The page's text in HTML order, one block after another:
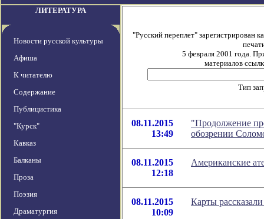
ЛИТЕРАТУРА
Новости русской культуры
Афиша
К читателю
Содержание
Публицистика
"Курск"
Кавказ
Балканы
Проза
Поэзия
Драматургия
"Русский переплет" зарегистрирован
5 февраля 2001 года.
материалов
Тип
08.11.2015
13:49
"Продолжение
обозрении
08.11.2015
12:18
Американские
08.11.2015
10:09
Карты